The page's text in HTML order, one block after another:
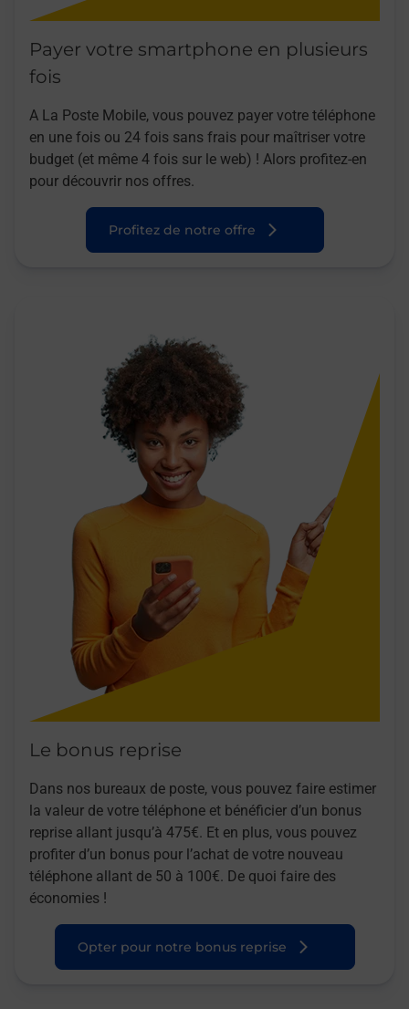
Payer votre smartphone en plusieurs
fois
A La Poste Mobile, vous pouvez payer votre téléphone
en une fois ou 24 fois sans frais pour maîtriser votre
budget (et même 4 fois sur le web) ! Alors profitez-en
pour découvrir nos offres.
Profitez de notre offre
Le bonus reprise
Dans nos bureaux de poste, vous pouvez faire estimer
la valeur de votre téléphone et bénéficier d’un bonus
reprise allant jusqu’à 475€. Et en plus, vous pouvez
profiter d’un bonus pour l’achat de votre nouveau
téléphone allant de 50 à 100€. De quoi faire des
économies !
Opter pour notre bonus reprise